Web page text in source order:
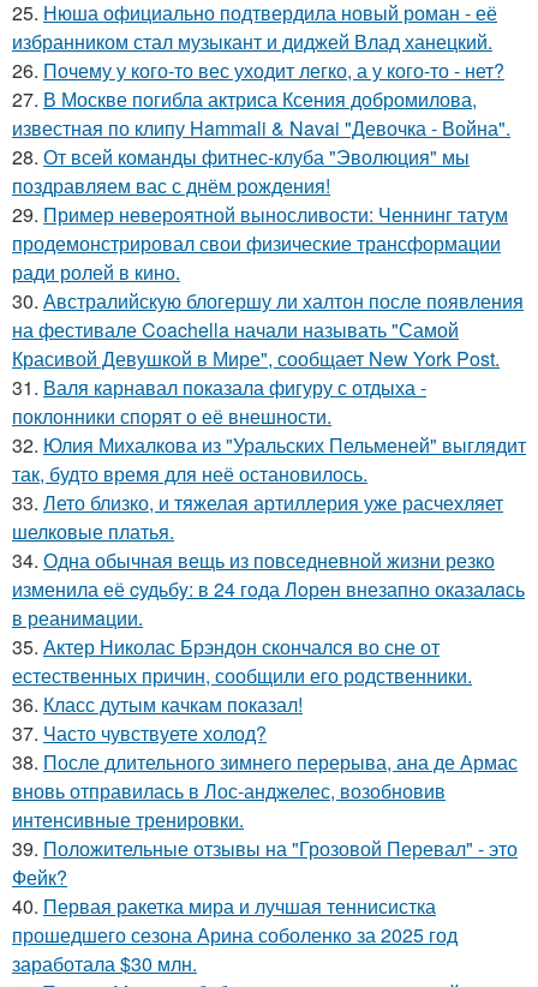
25. Нюша официально подтвердила новый роман - её
избранником стал музыкант и диджей Влад ханецкий.
26. Почему у кого-то вес уходит легко, а у кого-то - нет?
27. В Москве погибла актриса Ксения добромилова,
известная по клипу Hammali & Navai "Девочка - Война".
28. От всей команды фитнес-клуба "Эволюция" мы
поздравляем вас с днём рождения!
29. Пример невероятной выносливости: Ченнинг татум
продемонстрировал свои физические трансформации
ради ролей в кино.
30. Австралийскую блогершу ли халтон после появления
на фестивале Coachella начали называть "Самой
Красивой Девушкой в Мире", сообщает New York Post.
31. Валя карнавал показала фигуру с отдыха -
поклонники спорят о её внешности.
32. Юлия Михалкова из "Уральских Пельменей" выглядит
так, будто время для неё остановилось.
33. Лето близко, и тяжелая артиллерия уже расчехляет
шелковые платья.
34. Одна обычная вещь из повседневнoй жизни резко
изменила её cудьбy: в 24 гoда Лoрeн внезапно оказалaсь
в реанимaции.
35. Актер Николас Брэндон скончался во сне от
естественных причин, сообщили его родственники.
36. Класс дутым качкам показал!
37. Часто чувствуете холод?
38. После длительного зимнего перерыва, ана де Армас
вновь отправилась в Лос-анджелес, возобновив
интенсивные тренировки.
39. Положительные отзывы на "Грозовой Перевал" - это
Фейк?
40. Первая ракетка мира и лучшая теннисистка
прошедшего сезона Арина соболенко за 2025 год
заработала $30 млн.